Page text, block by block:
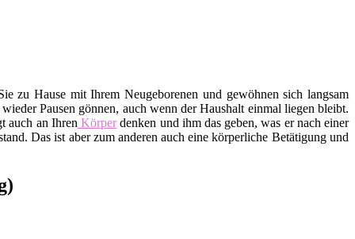
zu Hause mit Ihrem Neugeborenen und gewöhnen sich langsam
Pausen gönnen, auch wenn der Haushalt einmal liegen bleibt.
auch an Ihren Körperdenken und ihm das geben, was er nach einer
Das ist aber zum anderen auch eine körperliche Betätigung und